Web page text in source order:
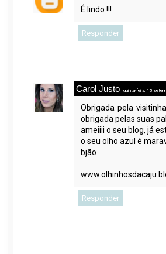
É lindo !!!
Responder
Carol Justo quinta-feira, 15
Obrigada pela
obrigada pelas suas
ameiiii o seu blog, já
o seu olho azul é
bjão
Responder